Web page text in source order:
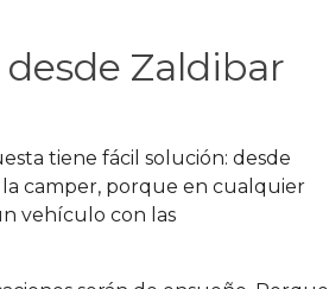
Zaldibar
tiene fácil solución: desde
camper, porque en cualquier
vehículo con las